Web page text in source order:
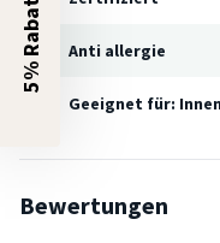
Anti allergie
Geeignet für:
Bewertungen
5% Rabatt?